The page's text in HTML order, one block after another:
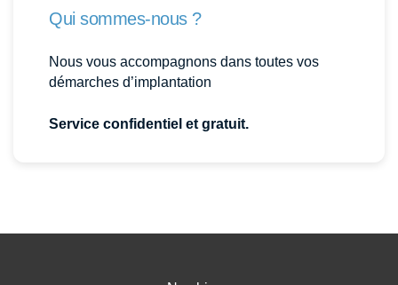
Qui sommes-nous ?
Nous vous accompagnons dans toutes vos
démarches d’implantation
Service confidentiel et gratuit.